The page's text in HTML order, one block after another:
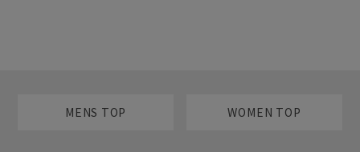
MENS TOP WOMEN TOP